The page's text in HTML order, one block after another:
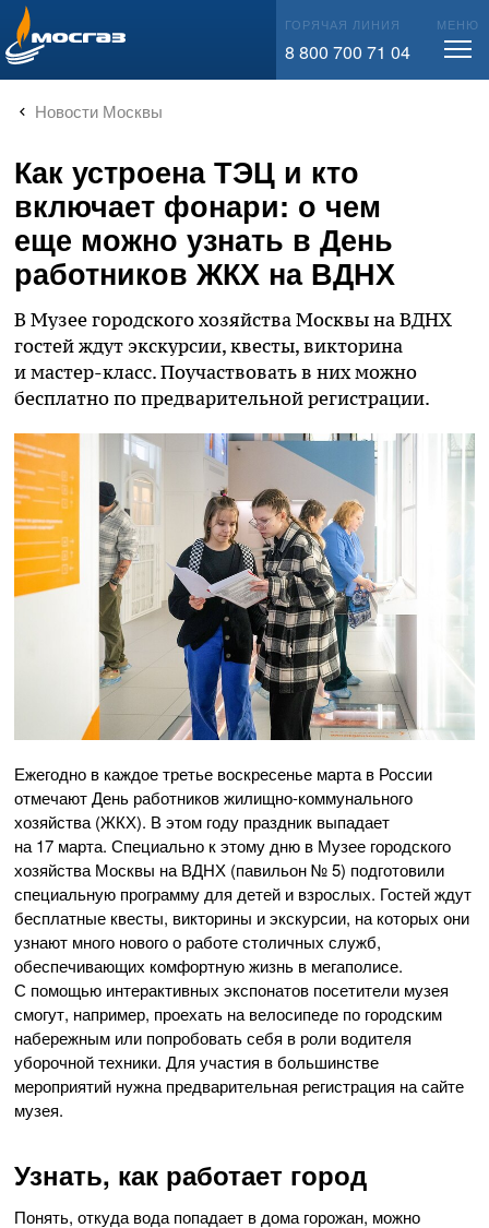
info@mos-gaz.ru ГОРЯЧАЯ ЛИНИЯ
8 800 700 71 04
МЕНЮ
Новости Москвы
Как устроена ТЭЦ и кто
включает фонари: о чем
еще можно узнать в День
работников ЖКХ на ВДНХ
В Музее городского хозяйства Москвы на ВДНХ
гостей ждут экскурсии, квесты, викторина
и мастер-класс. Поучаствовать в них можно
бесплатно по предварительной регистрации.
Ежегодно в каждое третье воскресенье марта в России
отмечают День работников жилищно-коммунального
хозяйства (ЖКХ). В этом году праздник выпадает
на 17 марта. Специально к этому дню в Музее городского
хозяйства Москвы на ВДНХ (павильон № 5) подготовили
специальную программу для детей и взрослых. Гостей ждут
бесплатные квесты, викторины и экскурсии, на которых они
узнают много нового о работе столичных служб,
обеспечивающих комфортную жизнь в мегаполисе.
С помощью интерактивных экспонатов посетители музея
смогут, например, проехать на велосипеде по городским
набережным или попробовать себя в роли водителя
уборочной техники. Для участия в большинстве
мероприятий нужна предварительная регистрация на сайте
музея.
Узнать, как работает город
Понять, откуда вода попадает в дома горожан, можно